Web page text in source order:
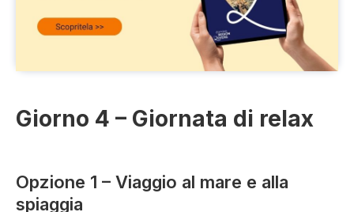
Giorno 4 – Giornata di relax
Opzione 1 – Viaggio al mare e alla
spiaggia